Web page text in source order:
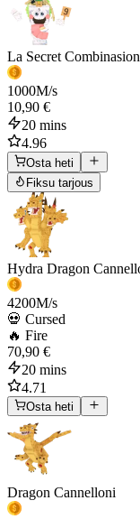
La Secret Combinasion
1000M/s
10,90 €
20 mins
4.96
Osta heti
Fiksu tarjous
Hydra Dragon
4200M/s
💀 Cursed
🔥 Fire
70,90 €
20 mins
4.71
Osta heti
Dragon Cannelloni